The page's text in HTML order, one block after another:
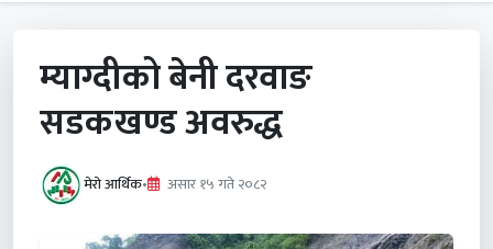
म्याग्दीको बेनी दरवाङ
सडकखण्ड अवरुद्ध
मेरो आर्थिक• असार १५ गते २०८२